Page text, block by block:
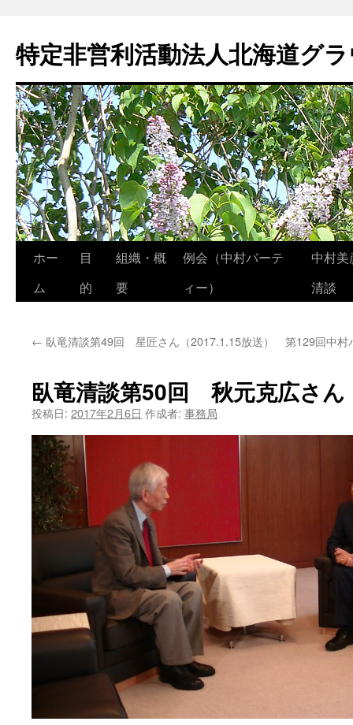
特定非営利活動法人北海道グ
コ
ン
へ
ス
キ
ホー
ム
目
的
組織・概
要
例会（中村パーテ
ィー）
中村
清談
← 臥竜清談第49回 星匠さん（2017.1.15放送） 第129回中村
臥竜清談第50回 秋元克広さん
投稿日: 2017年2月6日 作成者: 事務局